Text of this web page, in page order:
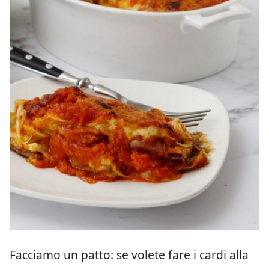
Facciamo un patto: se volete fare i cardi alla